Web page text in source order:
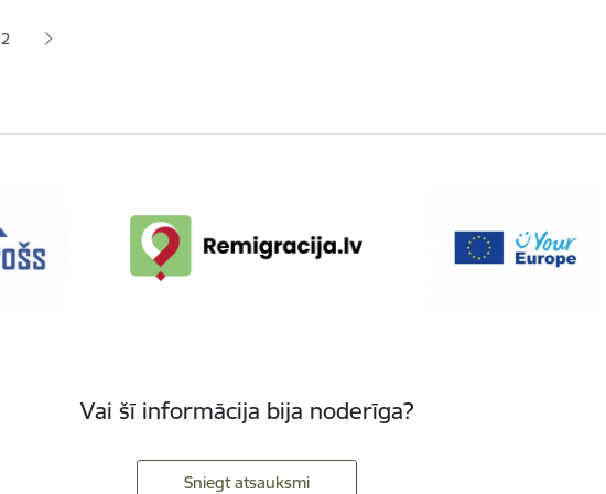
lapa
Lapa
2
Vai šī informācija bija noderīga?
Sniegt atsauksmi